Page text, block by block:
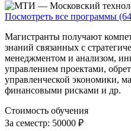
Посмотреть все программы
Магистранты получают
знаний связанных с
менеджментом и анализом,
управлением проектами,
управленческой экономики,
финансовыми рисками и др.
Стоимость обучения
За семестр: 50000 ₽